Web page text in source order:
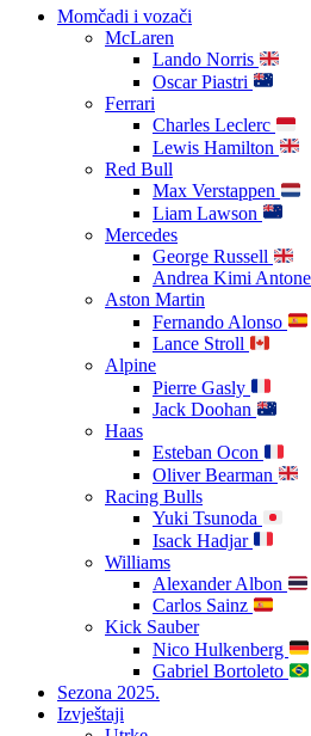
Momčadi i vozači
McLaren
Lando Norris
Oscar Piastri
Ferrari
Charles Leclerc
Lewis Hamilton
Red Bull
Max Verstappen
Liam Lawson
Mercedes
George Russell
Andrea Kimi
Aston Martin
Fernando Alonso
Lance Stroll
Alpine
Pierre Gasly
Jack Doohan
Haas
Esteban Ocon
Oliver Bearman
Racing Bulls
Yuki Tsunoda
Isack Hadjar
Williams
Alexander Albon
Carlos Sainz
Kick Sauber
Nico Hulkenberg
Gabriel Bortoleto
Sezona 2025.
Izvještaji